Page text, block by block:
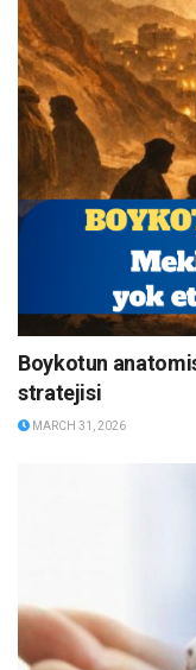
Boykotun
stratejisi
MARCH 31, 2026